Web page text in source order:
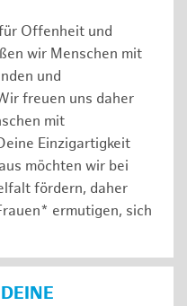
Offenheit und
wir Menschen mit
und
freuen uns daher
mit
Einzigartigkeit
möchten wir bei
fördern, daher
ermutigen, sich